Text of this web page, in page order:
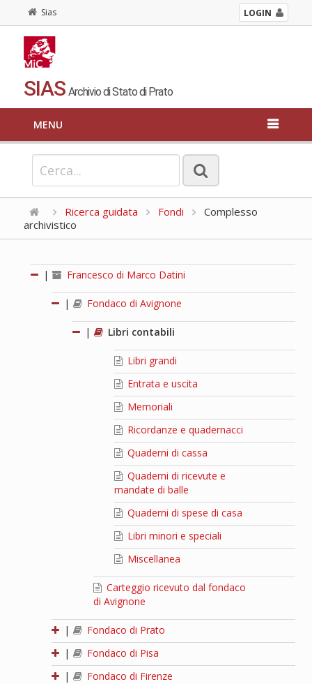
Sias LOGIN
SIAS Archivio di Stato di Prato
MENU
Ricerca guidata Fondi
Complesso
archivistico
| Francesco di Marco Datini
| Fondaco di Avignone
| Libri contabili
Libri grandi
Entrata e uscita
Memoriali
Ricordanze e quadernacci
Quaderni di cassa
Quaderni di ricevute e
mandate di balle
Quaderni di spese di casa
Libri minori e speciali
Miscellanea
Carteggio ricevuto dal fondaco
di Avignone
|
Fondaco di Prato
|
Fondaco di Pisa
|
Fondaco di Firenze